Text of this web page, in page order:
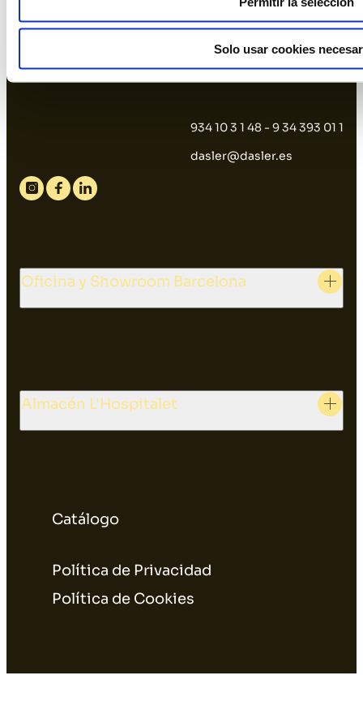
Solo usar cookies
934 10 3 1 48 - 9 34 393 01 1
dasler@dasler.es
Instagram
FacebookLinkedin
Catálogo
Política de Privacidad
Política de Cookies
Oficina y Showroom Barcelona
Almacén L'Hospitalet